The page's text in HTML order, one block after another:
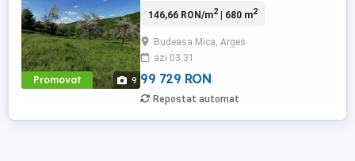
Promovat 9
liziera pădurii, la doar câțiva km de Pitești
vacanță, casă pe structură mobilă sau tip
container. De asemenea, poate fi
achiziționat ca ...
146,66 RON/m2| 680 m2
Budeasa Mica, Arges
azi 03:31
99 729 RON
Repostat automat